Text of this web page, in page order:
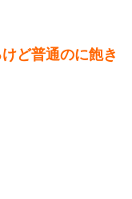
ど普通のに飽き